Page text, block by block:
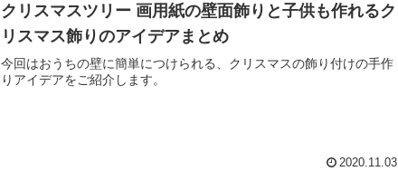
クリスマスツリー 画用紙の壁面飾りと子供も作れるク
リスマス飾りのアイデアまとめ
今回はおうちの壁に簡単につけられる、クリスマスの飾り付けの手作
りアイデアをご紹介します。
2020.11.03